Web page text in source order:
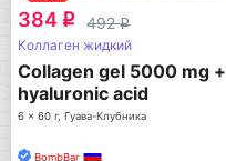
384 q 492q
Коллаген жидкий
Collagen gel 5000 mg +
hyaluronic acid
6 x 60 г, Гуава-Клубника
BombBar